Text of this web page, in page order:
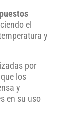
el
y
por
los
y
en su uso